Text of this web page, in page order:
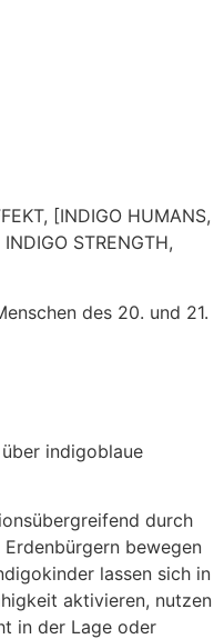
[INDIGO HUMANS,
STRENGTH,
des 20. und 21.
indigoblaue
durch
bewegen
lassen sich in
aktivieren, nutzen
in der Lage oder